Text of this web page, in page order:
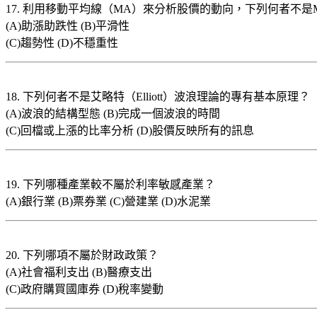
17. 利用移動平均線（MA）來分析股價的動向，下列何者不是
(A)助漲助跌性 (B)平滑性
(C)趨勢性 (D)不穩重性
18. 下列何者不是艾略特（Elliott）波浪理論的專有基本原理？
(A)波浪的結構型態 (B)完成一個波浪的時間
(C)回檔或上漲的比率分析 (D)股價反映所有的訊息
19. 下列哪種產業較不屬於利率敏感產業？
(A)銀行業 (B)票券業 (C)營建業 (D)水泥業
20. 下列哪項不屬於財政政策？
(A)社會福利支出 (B)醫療支出
(C)政府購買國庫券 (D)稅率變動